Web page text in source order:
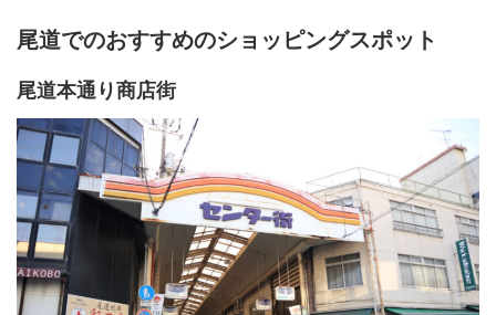
尾道でのおすすめのショッピングスポット
尾道本通り商店街